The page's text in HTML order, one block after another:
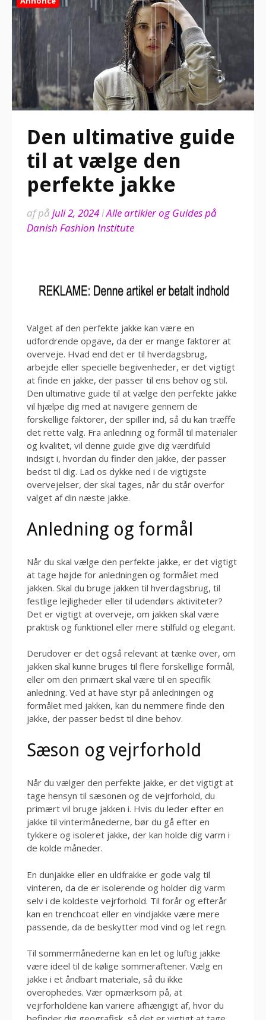
Den ultimative guide
til at vælge den
perfekte jakke
afpå juli 2, 2024iAlle artikler og Guides på
Danish Fashion Institute
Valget af den perfekte jakke kan være en
udfordrende opgave, da der er mange faktorer at
overveje. Hvad end det er til hverdagsbrug,
arbejde eller specielle begivenheder, er det vigtigt
at finde en jakke, der passer til ens behov og stil.
Den ultimative guide til at vælge den perfekte jakke
vil hjælpe dig med at navigere gennem de
forskellige faktorer, der spiller ind, så du kan træffe
det rette valg. Fra anledning og formål til materialer
og kvalitet, vil denne guide give dig værdifuld
indsigt i, hvordan du finder den jakke, der passer
bedst til dig. Lad os dykke ned i de vigtigste
overvejelser, der skal tages, når du står overfor
valget af din næste jakke.
Anledning og formål
Når du skal vælge den perfekte jakke, er det vigtigt
at tage højde for anledningen og formålet med
jakken. Skal du bruge jakken til hverdagsbrug, til
festlige lejligheder eller til udendørs aktiviteter?
Det er vigtigt at overveje, om jakken skal være
praktisk og funktionel eller mere stilfuld og elegant.
Derudover er det også relevant at tænke over, om
jakken skal kunne bruges til flere forskellige formål,
eller om den primært skal være til en specifik
anledning. Ved at have styr på anledningen og
formålet med jakken, kan du nemmere finde den
jakke, der passer bedst til dine behov.
Sæson og vejrforhold
Når du vælger den perfekte jakke, er det vigtigt at
tage hensyn til sæsonen og de vejrforhold, du
primært vil bruge jakken i. Hvis du leder efter en
jakke til vintermånederne, bør du gå efter en
tykkere og isoleret jakke, der kan holde dig varm i
de kolde måneder.
En dunjakke eller en uldfrakke er gode valg til
vinteren, da de er isolerende og holder dig varm
selv i de koldeste vejrforhold. Til forår og efterår
kan en trenchcoat eller en vindjakke være mere
passende, da de beskytter mod vind og let regn.
Til sommermånederne kan en let og luftig jakke
være ideel til de kølige sommeraftener. Vælg en
jakke i et åndbart materiale, så du ikke
overophedes. Vær opmærksom på, at
vejrforholdene kan variere afhængigt af, hvor du